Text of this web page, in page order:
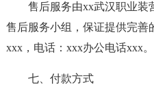
售后服务由xx武汉职业装
售后服务小组，保证提供完善
xxx，电话：xxx办公电话xxx。
七、付款方式